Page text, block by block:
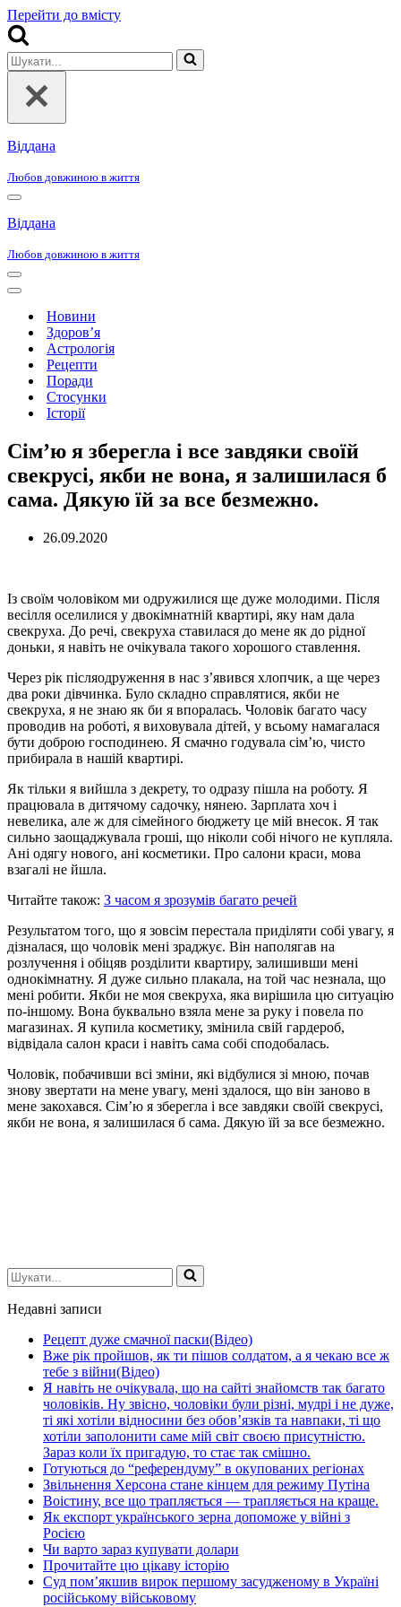
Перейти до вмісту
Шукати...
Віддана
Любов довжиною в життя
Меню
навігації
Віддана
Любов довжиною в життя
Меню
навігації
Меню
навігаціїНовини
Здоров’я
Астрологія
Рецепти
Поради
Стосунки
Історії
Сім’ю я зберегла і все завдяки своїй
свекрусі, якби не вона, я залишилася б
сама. Дякую їй за все безмежно.
26.09.2020
Із своїм чоловіком ми одружилися ще дуже молодими. Після
весілля оселилися у двокімнатній квартирі, яку нам дала
свекруха. До речі, свекруха ставилася до мене як до рідної
доньки, я навіть не очікувала такого хорошого ставлення.
Через рік післяодруження в нас з’явився хлопчик, а ще через
два роки дівчинка. Було складно справлятися, якби не
свекруха, я не знаю як би я впоралась. Чоловік багато часу
проводив на роботі, я виховувала дітей, у всьому намагалася
бути доброю господинею. Я смачно годувала сім’ю, чисто
прибирала в нашій квартирі.
Як тільки я вийшла з декрету, то одразу пішла на роботу. Я
працювала в дитячому садочку, нянею. Зарплата хоч і
невелика, але ж для сімейного бюджету це мій внесок. Я так
сильно заощаджувала гроші, що ніколи собі нічого не купляла.
Ані одягу нового, ані косметики. Про салони краси, мова
взагалі не йшла.
Читайте також: З часом я зрозумів багато речей
Результатом того, що я зовсім перестала приділяти собі увагу, я
дізналася, що чоловік мені зраджує. Він наполягав на
розлучення і обіцяв розділити квартиру, залишивши мені
однокімнатну. Я дуже сильно плакала, на той час незнала, що
мені робити. Якби не моя свекруха, яка вирішила цю ситуацію
по-іншому. Вона буквально взяла мене за руку і повела по
магазинах. Я купила косметику, змінила свій гардероб,
відвідала салон краси і навіть сама собі сподобалась.
Чоловік, побачивши всі зміни, які відбулися зі мною, почав
знову звертати на мене увагу, мені здалося, що він заново в
мене закохався. Сім’ю я зберегла і все завдяки своїй свекрусі,
якби не вона, я залишилася б сама. Дякую їй за все безмежно.
Шукати...
Недавні записи
Рецепт дуже смачної паски(Відео)
Вже рік пройшов, як ти пішов солдатом, а я чекаю все ж
тебе з війни(Відео)
Я навіть не очікувала, що на сайті знайомств так багато
чоловіків. Ну звісно, чоловіки були різні, мудрі і не дуже,
ті які хотіли відносини без обов’язків та навпаки, ті що
хотіли заполонити саме мій світ своєю присутністю.
Зараз коли їх пригадую, то стає так смішно.
Готуються до “референдуму” в окупованих регіонах
Звільнення Херсона стане кінцем для режиму Путіна
Воістину, все що трапляється — трапляється на краще.
Як експорт українського зерна допоможе у війні з
Росією
Чи варто зараз купувати долари
Прочитайте цю цікаву історію
Суд пом’якшив вирок першому засудженому в Україні
російському військовому